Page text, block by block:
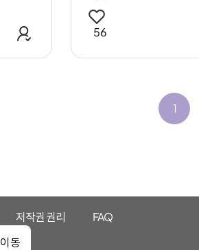
관심 작품 추가56
1
저작권 권리
FAQ
이동